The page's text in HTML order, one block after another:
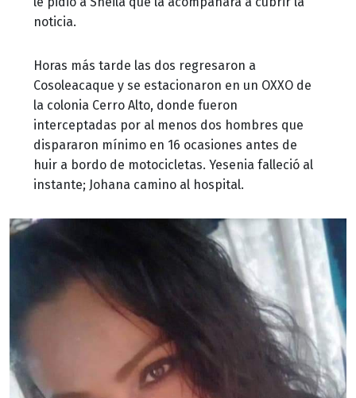
noticia.
Horas más tarde las dos regresaron a
Cosoleacaque y se estacionaron en un OXXO de
la colonia Cerro Alto, donde fueron
interceptadas por al menos dos hombres que
dispararon mínimo en 16 ocasiones antes de
huir a bordo de motocicletas. Yesenia falleció al
instante; Johana camino al hospital.